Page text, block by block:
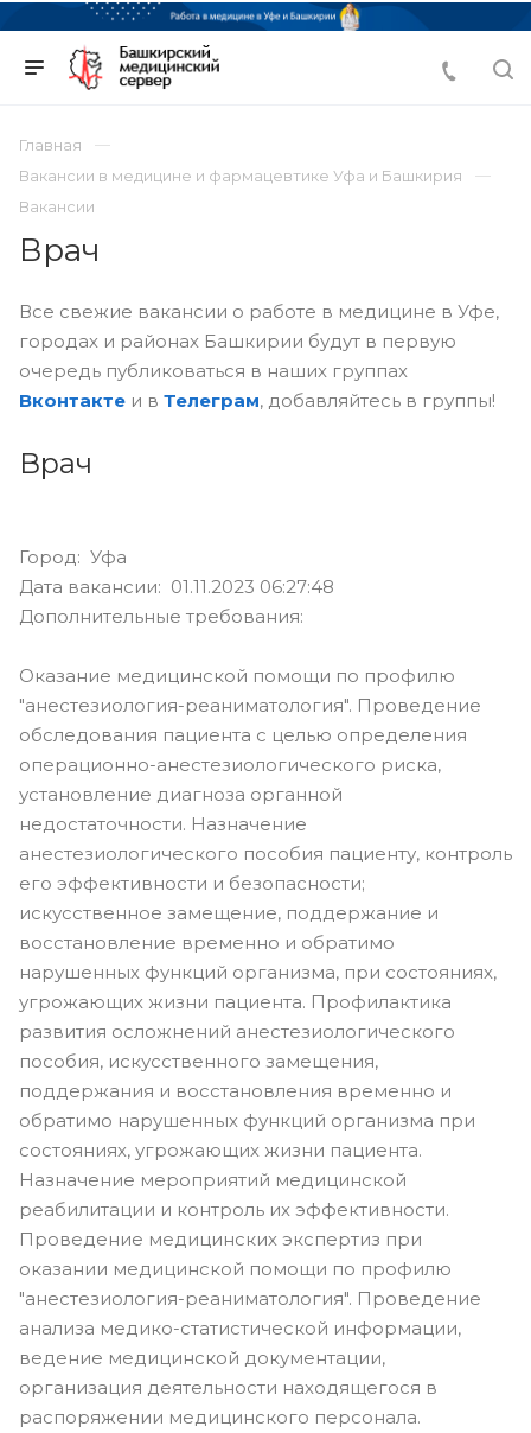
Главная
Вакансии в медицине и фармацевтике Уфа и Башкирия
Вакансии
Врач
Все свежие вакансии о работе в медицине в Уфе,
городах и районах Башкирии будут в первую
очередь публиковаться в наших группах
Вконтакте и в Телеграм, добавляйтесь в группы!
Врач
Город: Уфа
Дата вакансии: 01.11.2023 06:27:48
Дополнительные требования:
Оказание медицинской помощи по профилю
"анестезиология-реаниматология". Проведение
обследования пациента с целью определения
операционно-анестезиологического риска,
установление диагноза органной
недостаточности. Назначение
анестезиологического пособия пациенту, контроль
его эффективности и безопасности;
искусственное замещение, поддержание и
восстановление временно и обратимо
нарушенных функций организма, при состояниях,
угрожающих жизни пациента. Профилактика
развития осложнений анестезиологического
пособия, искусственного замещения,
поддержания и восстановления временно и
обратимо нарушенных функций организма при
состояниях, угрожающих жизни пациента.
Назначение мероприятий медицинской
реабилитации и контроль их эффективности.
Проведение медицинских экспертиз при
оказании медицинской помощи по профилю
"анестезиология-реаниматология". Проведение
анализа медико-статистической информации,
ведение медицинской документации,
организация деятельности находящегося в
распоряжении медицинского персонала.